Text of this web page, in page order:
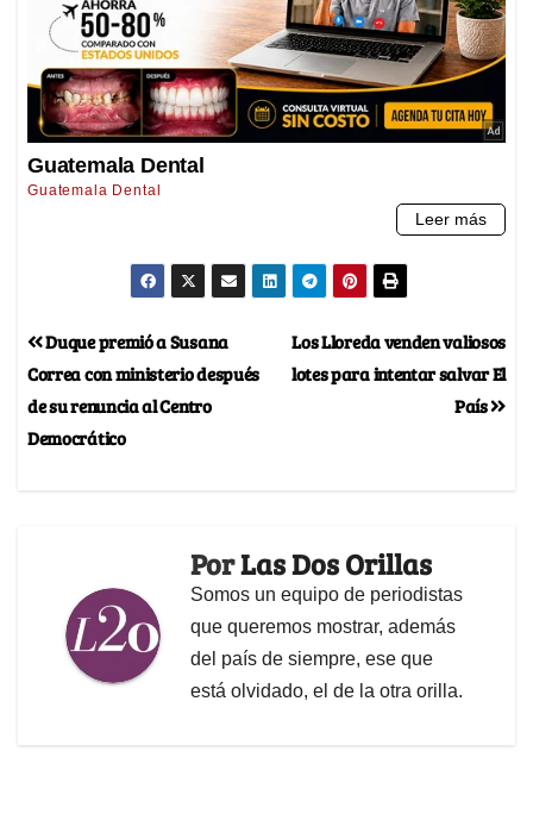
Los Lloreda venden valiosos
lotes para intentar salvar El
País
Duque premió a Susana
Correa con ministerio después
de su renuncia al Centro
Democrático
PorLas Dos Orillas
Somos un equipo de periodistas
que queremos mostrar, además
del país de siempre, ese que
está olvidado, el de la otra orilla.